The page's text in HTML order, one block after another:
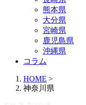
熊本県
大分県
宮崎県
鹿児島県
沖縄県
コラム
HOME >
神奈川県